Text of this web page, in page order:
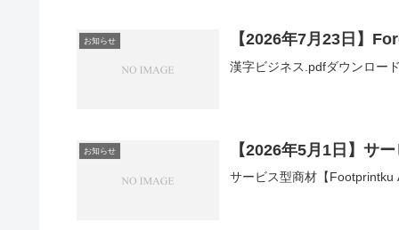
お知らせ 【2026年7月23日】
漢字ビジネス.pdfダウンロー
お知らせ 【2026年5月1日】サ
サービス型商材【Footprintku